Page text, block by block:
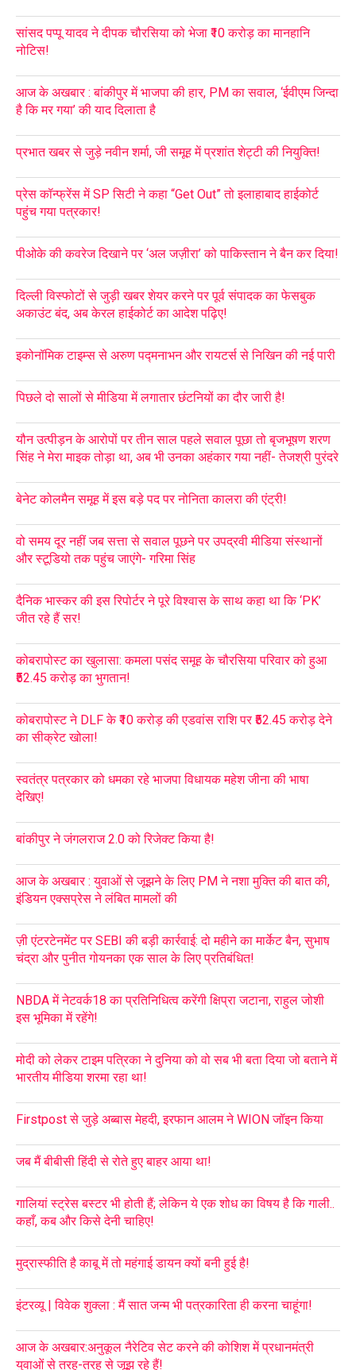
सांसद पप्पू यादव ने दीपक चौरसिया को भेजा ₹10 करोड़ का मानहानि
नोटिस!
आज के अखबार : बांकीपुर में भाजपा की हार, PM का सवाल, ‘ईवीएम जिन्दा
है कि मर गया’ की याद दिलाता है
प्रभात खबर से जुड़े नवीन शर्मा, जी समूह में प्रशांत शेट्टी की नियुक्ति!
प्रेस कॉन्फ्रेंस में SP सिटी ने कहा “Get Out” तो इलाहाबाद हाईकोर्ट
पहुंच गया पत्रकार!
पीओके की कवरेज दिखाने पर ‘अल जज़ीरा’ को पाकिस्तान ने बैन कर दिया!
दिल्ली विस्फोटों से जुड़ी खबर शेयर करने पर पूर्व संपादक का फेसबुक
अकाउंट बंद, अब केरल हाईकोर्ट का आदेश पढ़िए!
इकोनॉमिक टाइम्स से अरुण पद्मनाभन और रायटर्स से निखिन की नई पारी
पिछले दो सालों से मीडिया में लगातार छंटनियों का दौर जारी है!
यौन उत्पीड़न के आरोपों पर तीन साल पहले सवाल पूछा तो बृजभूषण शरण
सिंह ने मेरा माइक तोड़ा था, अब भी उनका अहंकार गया नहीं- तेजश्री पुरंदरे
बेनेट कोलमैन समूह में इस बड़े पद पर नोनिता कालरा की एंट्री!
वो समय दूर नहीं जब सत्ता से सवाल पूछने पर उपद्रवी मीडिया संस्थानों
और स्टूडियो तक पहुंच जाएंगे- गरिमा सिंह
दैनिक भास्कर की इस रिपोर्टर ने पूरे विश्वास के साथ कहा था कि ‘PK’
जीत रहे हैं सर!
कोबरापोस्ट का खुलासा: कमला पसंद समूह के चौरसिया परिवार को हुआ
₹52.45 करोड़ का भुगतान!
कोबरापोस्ट ने DLF के ₹10 करोड़ की एडवांस राशि पर ₹52.45 करोड़ देने
का सीक्रेट खोला!
स्वतंत्र पत्रकार को धमका रहे भाजपा विधायक महेश जीना की भाषा
देखिए!
बांकीपुर ने जंगलराज 2.0 को रिजेक्ट किया है!
आज के अखबार : युवाओं से जूझने के लिए PM ने नशा मुक्ति की बात की,
इंडियन एक्सप्रेस ने लंबित मामलों की
ज़ी एंटरटेनमेंट पर SEBI की बड़ी कार्रवाई: दो महीने का मार्केट बैन, सुभाष
चंद्रा और पुनीत गोयनका एक साल के लिए प्रतिबंधित!
NBDA में नेटवर्क18 का प्रतिनिधित्व करेंगी क्षिप्रा जटाना, राहुल जोशी
इस भूमिका में रहेंगे!
मोदी को लेकर टाइम पत्रिका ने दुनिया को वो सब भी बता दिया जो बताने में
भारतीय मीडिया शरमा रहा था!
Firstpost से जुड़े अब्बास मेहदी, इरफान आलम ने WION जॉइन किया
जब मैं बीबीसी हिंदी से रोते हुए बाहर आया था!
गालियां स्ट्रेस बस्टर भी होती हैं; लेकिन ये एक शोध का विषय है कि गाली..
कहाँ, कब और किसे देनी चाहिए!
मुद्रास्फीति है काबू में तो महंगाई डायन क्यों बनी हुई है!
इंटरव्यू | विवेक शुक्ला : मैं सात जन्म भी पत्रकारिता ही करना चाहूंगा!
आज के अखबार:अनुकूल नैरेटिव सेट करने की कोशिश में प्रधानमंत्री
युवाओं से तरह-तरह से जूझ रहे हैं!